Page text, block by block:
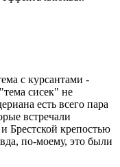
с курсантами -
сисек" не
есть всего пара
встречали
Брестской крепостью
по-моему, это были